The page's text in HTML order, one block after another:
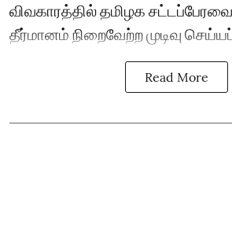
விவகாரத்தில் தமிழக
தீர்மானம் நிறைவேற்ற முடிவு
Read More